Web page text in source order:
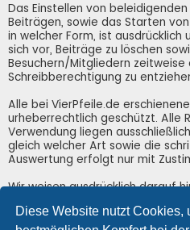
Diese Website nutzt Cookies,
Das Einstellen von
Beiträgen, sowie das Starten
in welcher Form, ist
sich vor, Beiträge zu löschen
Besuchern/Mitgliedern zeitweise
Schreibberechtigung zu
Alle bei VierPfeile.de
urheberrechtlich geschützt. Alle
Verwendung liegen
gleich welcher Art sowie die
Auswertung erfolgt nur mit
Wir weisen ausdrücklich darauf
Verantwortung für
Zusammenhang mit der